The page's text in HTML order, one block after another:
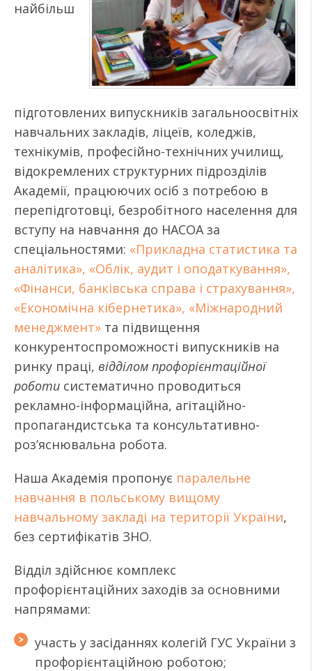
найбільш
підготовлених випускників загальноосвітніх
навчальних закладів, ліцеїв, коледжів,
технікумів, професійно-технічних училищ,
відокремлених структурних підрозділів
Академії, працюючих осіб з потребою в
перепідготовці, безробітного населення для
вступу на навчання до НАСОА за
спеціальностями: «Прикладна статистика та
аналітика», «Облік, аудит і оподаткування»,
«Фінанси, банківська справа і страхування»,
«Економічна кібернетика», «Міжнародний
менеджмент» та підвищення
конкурентоспроможності випускників на
ринку праці, відділом профорієнтаційної
роботи систематично проводиться
рекламно-інформаційна, агітаційно-
пропагандистська та консультативно-
роз’яснювальна робота.
Наша Академія пропонує паралельне
навчання в польському вищому
навчальному закладі на території України,
без сертифікатів ЗНО.
Відділ здійснює комплекс
профорієнтаційних заходів за основними
напрямами:
участь у засіданнях колегій ГУС України з
профорієнтаційною роботою;